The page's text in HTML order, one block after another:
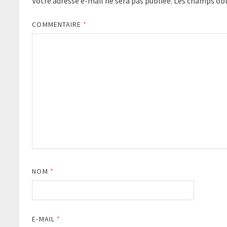
COMMENTAIRE *
NOM *
E-MAIL *